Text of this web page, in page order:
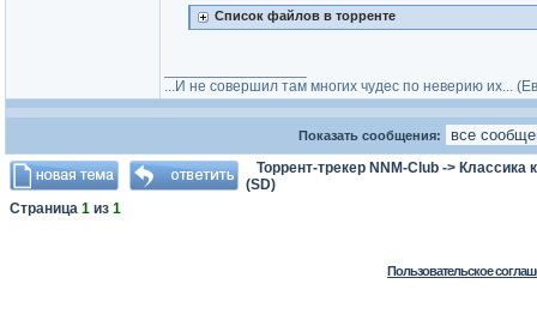
Список файлов в торренте
...И не совершил там многих чудес по неверию их...
Показать сообщения:
Торрент-трекер NNM-Club -> Классика
(SD)
Страница 1 из 1
Пользовательское